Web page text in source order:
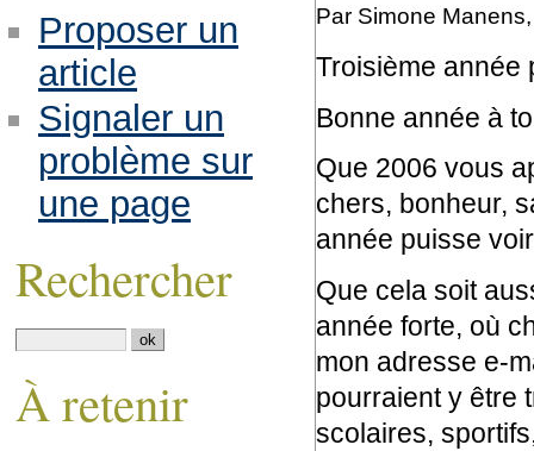
Par Simone
Troisième année
Bonne année à
Que 2006 vous
chers, bonheur,
année puisse
Que cela soit
année forte, où
mon adresse e-
pourraient y être
scolaires,
Proposer un
article
Signaler un
problème sur
une page
Rechercher
À retenir